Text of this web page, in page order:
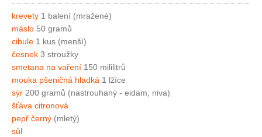
krevety 1 balení (mražené)
máslo 50 gramů
cibule 1 kus (menší)
česnek 3 stroužky
smetana na vaření 150 mililitrů
mouka pšeničná hladká 1 lžíce
sýr 200 gramů (nastrouhaný - eidam, niva)
šťáva citronová
pepř černý (mletý)
sůl